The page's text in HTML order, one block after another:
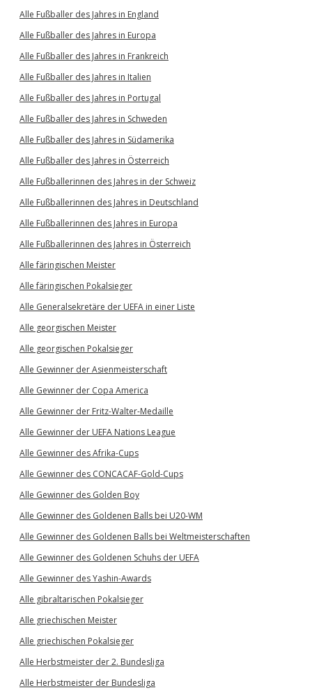
Alle Fußballer des Jahres in England
Alle Fußballer des Jahres in Europa
Alle Fußballer des Jahres in Frankreich
Alle Fußballer des Jahres in Italien
Alle Fußballer des Jahres in Portugal
Alle Fußballer des Jahres in Schweden
Alle Fußballer des Jahres in Südamerika
Alle Fußballer des Jahres in Österreich
Alle Fußballerinnen des Jahres in der Schweiz
Alle Fußballerinnen des Jahres in Deutschland
Alle Fußballerinnen des Jahres in Europa
Alle Fußballerinnen des Jahres in Österreich
Alle färingischen Meister
Alle färingischen Pokalsieger
Alle Generalsekretäre der UEFA in einer Liste
Alle georgischen Meister
Alle georgischen Pokalsieger
Alle Gewinner der Asienmeisterschaft
Alle Gewinner der Copa America
Alle Gewinner der Fritz-Walter-Medaille
Alle Gewinner der UEFA Nations League
Alle Gewinner des Afrika-Cups
Alle Gewinner des CONCACAF-Gold-Cups
Alle Gewinner des Golden Boy
Alle Gewinner des Goldenen Balls bei U20-WM
Alle Gewinner des Goldenen Balls bei Weltmeisterschaften
Alle Gewinner des Goldenen Schuhs der UEFA
Alle Gewinner des Yashin-Awards
Alle gibraltarischen Pokalsieger
Alle griechischen Meister
Alle griechischen Pokalsieger
Alle Herbstmeister der 2. Bundesliga
Alle Herbstmeister der Bundesliga